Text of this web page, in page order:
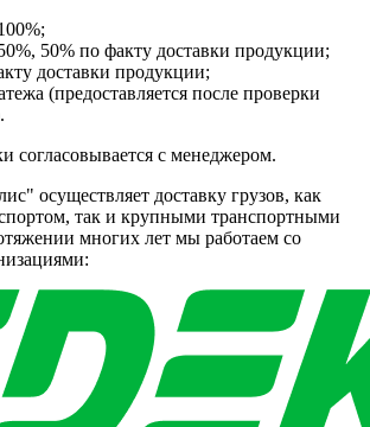
50% по факту доставки продукции;
доставки продукции;
(предоставляется после проверки
согласовывается с менеджером.
осуществляет доставку грузов, как
так и крупными транспортными
многих лет мы работаем со